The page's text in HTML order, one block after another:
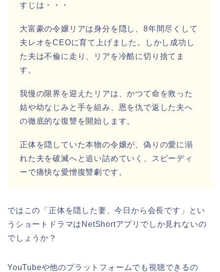
すじは・・・
大富豪の令嬢リアは身分を隠し、8年間尽くして
夫レオをCEOに育て上げました。しかし成功し
た夫は不倫に走り、リアを冷酷に切り捨てま
す。
我慢の限界を迎えたリアは、かつて命を救った
姑や幼なじみと手を組み、恩を仇で返した夫へ
の徹底的な復讐を開始します。
正体を隠していた本物の令嬢が、偽りの愛に溺
れた夫を破滅へと追い詰めていく、スピーディ
ーで痛快な愛憎復讐劇です。
ではこの「正体を隠した妻、今日から会長です」
とい
う ショートドラマはNetShortアプリでしか見れないの
でしょうか？
YouTubeや他のプラットフォームでも視聴できるの